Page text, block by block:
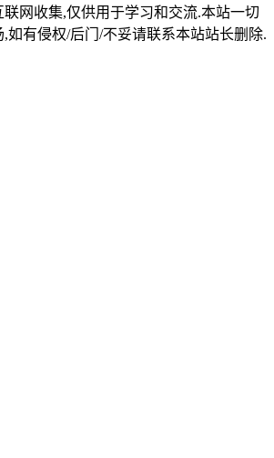
网收集,仅供用于学习和交流.本站一切
如有侵权/后门/不妥请联系本站站长删除.